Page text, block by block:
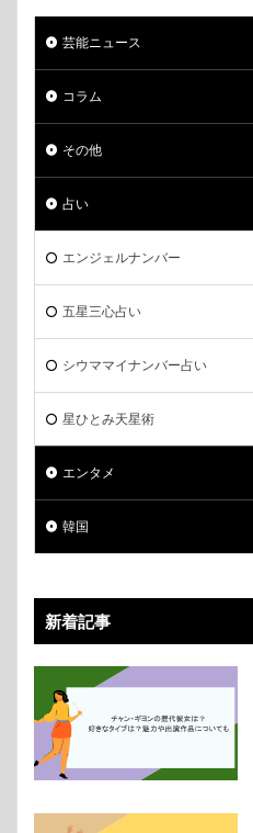
芸能ニュース
コラム
その他
占い
エンジェルナンバー
五星三心占い
シウママイナンバー占い
星ひとみ天星術
エンタメ
韓国
新着記事